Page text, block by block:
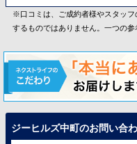
※口コミは、ご成約者様やスタッ
するものではありません。一つの参
ジーヒルズ中町のお問い合